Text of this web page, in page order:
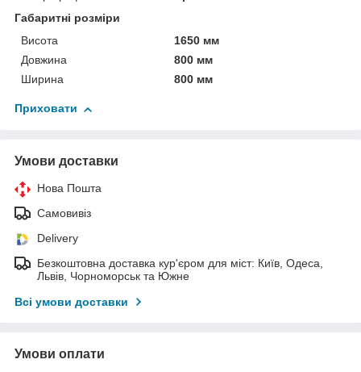
Габаритні розміри
Висота
1650 мм
Довжина
800 мм
Ширина
800 мм
Приховати
Умови доставки
Нова Пошта
Самовивіз
Delivery
Безкоштовна доставка кур'єром для міст: Київ, Одеса,
Львів, Чорноморськ та Южне
Всі умови доставки
Умови оплати